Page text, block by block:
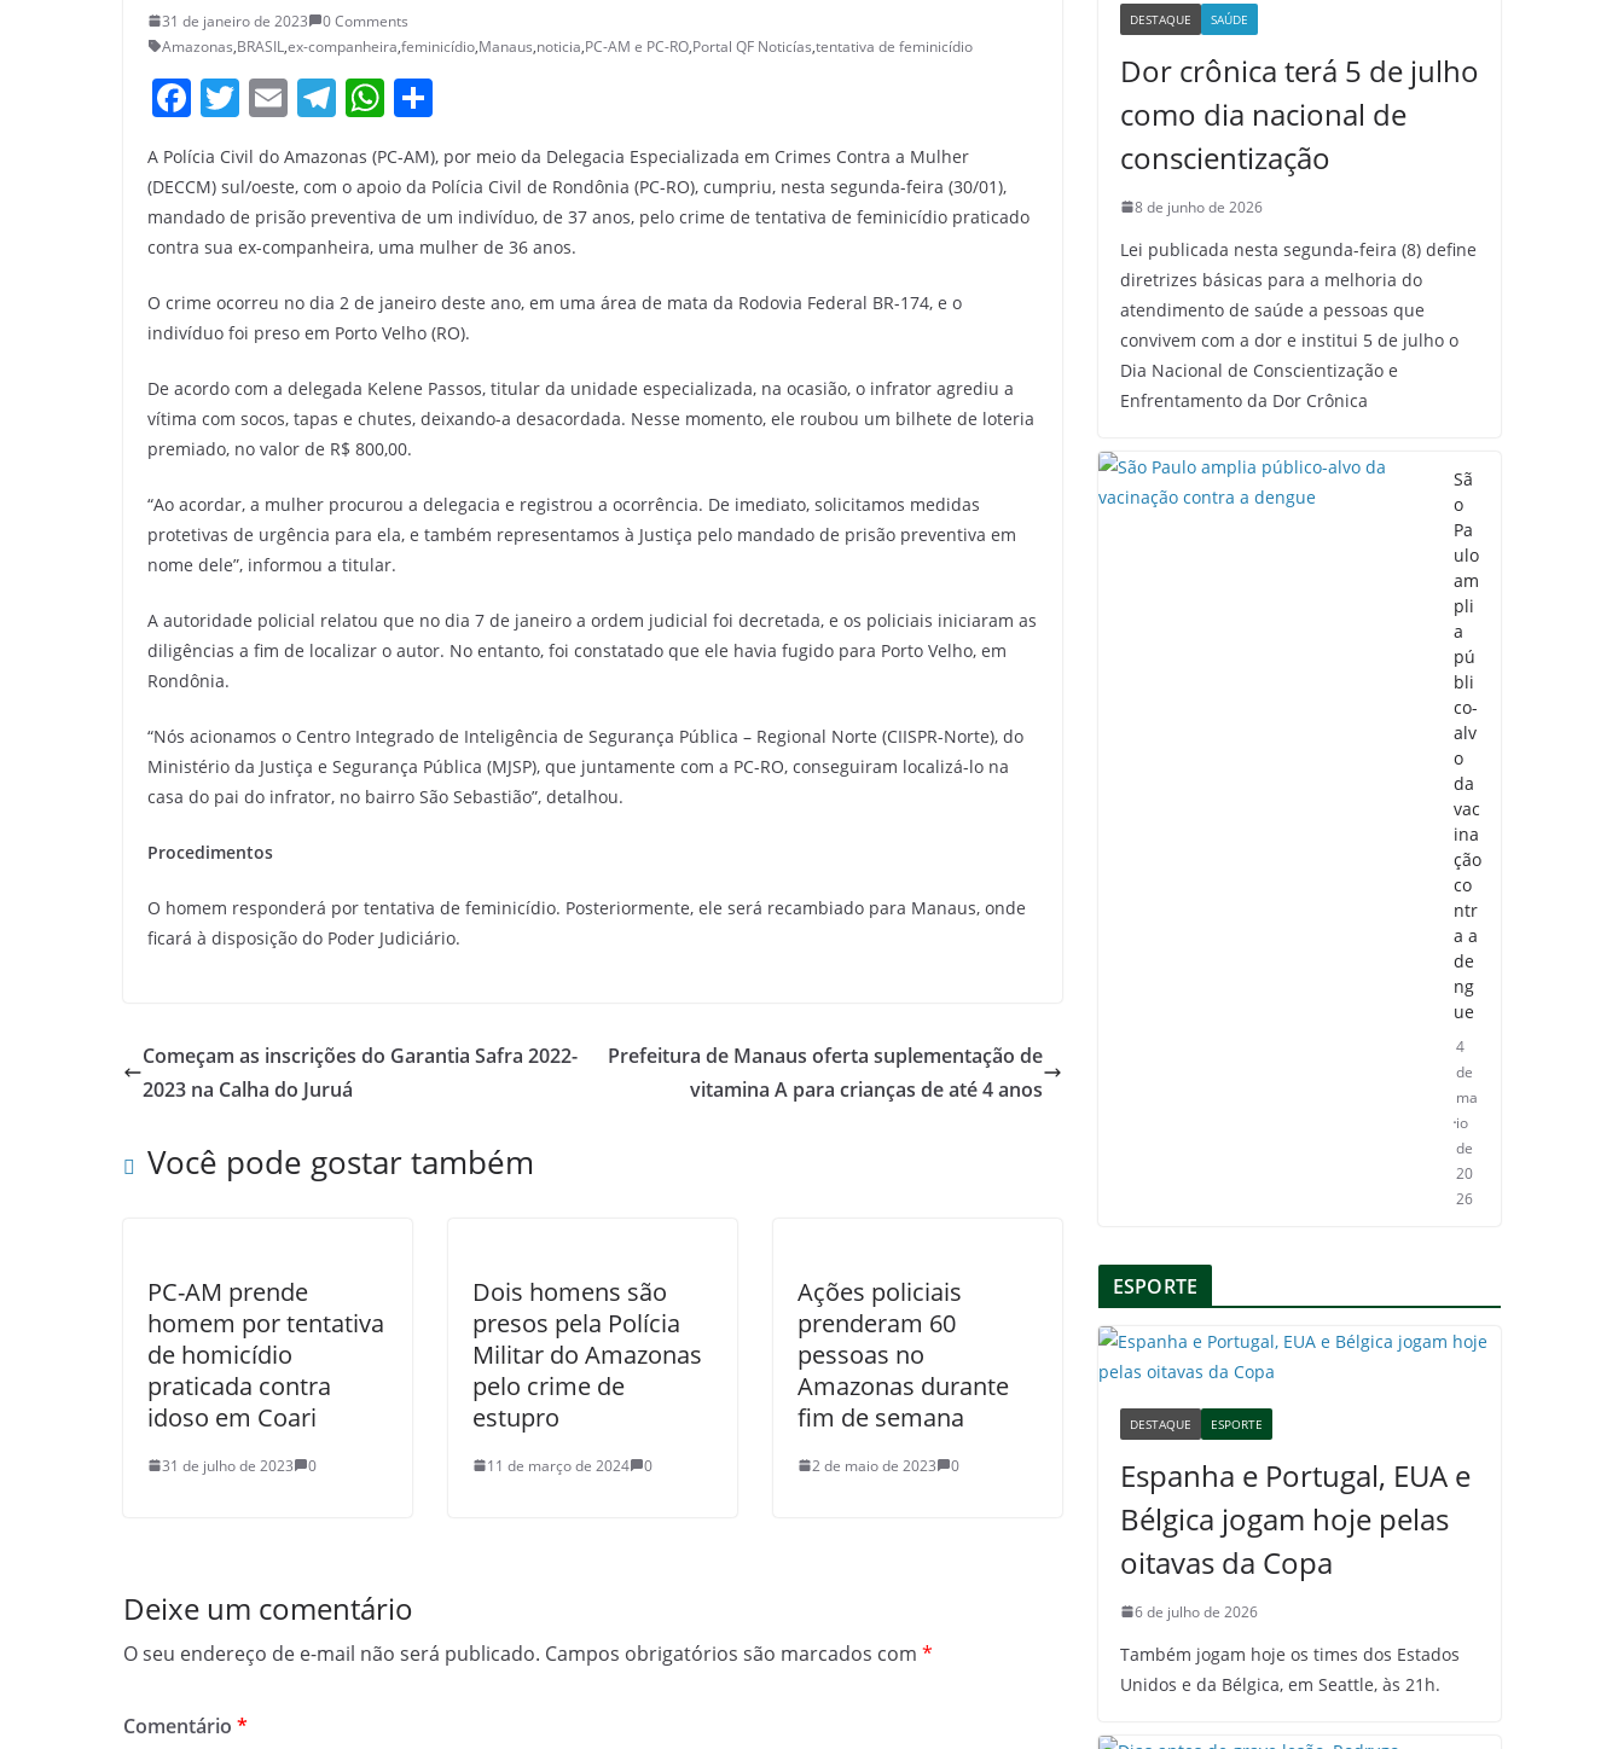
31 de janeiro de 2023
0 Comments
Amazonas,BRASIL,ex-companheira,feminicídio,Manaus,noticia,PC-AM e PC-RO,Portal QF Noticías,tentativa de feminicídio
F
a
c
e
b
o
o
T
w
itt
er
E
ai
l
T
e
gr
a
m
W
at
s
A
p
p
ar
e
A Polícia Civil do Amazonas (PC-AM), por meio da Delegacia Especializada em Crimes Contra a Mulher
(DECCM) sul/oeste, com o apoio da Polícia Civil de Rondônia (PC-RO), cumpriu, nesta segunda-feira (30/01),
mandado de prisão preventiva de um indivíduo, de 37 anos, pelo crime de tentativa de feminicídio praticado
contra sua ex-companheira, uma mulher de 36 anos.
O crime ocorreu no dia 2 de janeiro deste ano, em uma área de mata da Rodovia Federal BR-174, e o
indivíduo foi preso em Porto Velho (RO).
De acordo com a delegada Kelene Passos, titular da unidade especializada, na ocasião, o infrator agrediu a
vítima com socos, tapas e chutes, deixando-a desacordada. Nesse momento, ele roubou um bilhete de loteria
premiado, no valor de R$ 800,00.
“Ao acordar, a mulher procurou a delegacia e registrou a ocorrência. De imediato, solicitamos medidas
protetivas de urgência para ela, e também representamos à Justiça pelo mandado de prisão preventiva em
nome dele”, informou a titular.
A autoridade policial relatou que no dia 7 de janeiro a ordem judicial foi decretada, e os policiais iniciaram as
diligências a fim de localizar o autor. No entanto, foi constatado que ele havia fugido para Porto Velho, em
Rondônia.
“Nós acionamos o Centro Integrado de Inteligência de Segurança Pública – Regional Norte (CIISPR-Norte), do
Ministério da Justiça e Segurança Pública (MJSP), que juntamente com a PC-RO, conseguiram localizá-lo na
casa do pai do infrator, no bairro São Sebastião”, detalhou.
Procedimentos
O homem responderá por tentativa de feminicídio. Posteriormente, ele será recambiado para Manaus, onde
ficará à disposição do Poder Judiciário.
Começam as inscrições do Garantia Safra 2022-
2023 na Calha do Juruá
Prefeitura de Manaus oferta suplementação de
vitamina A para crianças de até 4 anos
Você pode gostar também
PC-AM prende
homem por tentativa
de homicídio
praticada contra
idoso em Coari
31 de julho de 2023 0
Dois homens são
presos pela Polícia
Militar do Amazonas
pelo crime de
estupro
11 de março de 2024 0
Ações policiais
prenderam 60
pessoas no
Amazonas durante
fim de semana
2 de maio de 2023 0
Deixe um comentário
O seu endereço de e-mail não será publicado. Campos obrigatórios são marcados com *
Comentário *
DESTAQUE SAÚDE
Dor crônica terá 5 de julho
como dia nacional de
conscientização
8 de junho de 2026
Lei publicada nesta segunda-feira (8) define
diretrizes básicas para a melhoria do
atendimento de saúde a pessoas que
convivem com a dor e institui 5 de julho o
Dia Nacional de Conscientização e
Enfrentamento da Dor Crônica
Sã
o
Pa
ulo
am
pli
a
pú
bli
co-
alv
o
da
vac
ina
ção
co
ntr
a a
de
ng
ue
4
de
ma
io
de
20
26
ESPORTE
DESTAQUE ESPORTE
Espanha e Portugal, EUA e
Bélgica jogam hoje pelas
oitavas da Copa
6 de julho de 2026
Também jogam hoje os times dos Estados
Unidos e da Bélgica, em Seattle, às 21h.